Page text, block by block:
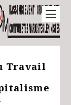
Travail